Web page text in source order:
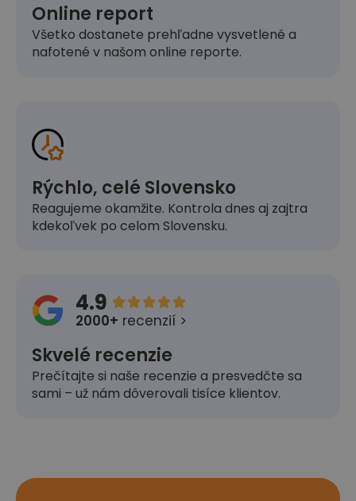
Online report
Všetko dostanete prehľadne vysvetlené a
nafotené v našom online reporte.
Rýchlo, celé Slovensko
Reagujeme okamžite. Kontrola dnes aj zajtra
kdekoľvek po celom Slovensku.
4.9 
2000+ recenzií >
Skvelé recenzie
Prečítajte si naše recenzie a presvedčte sa
sami – už nám dôverovali tisíce klientov.